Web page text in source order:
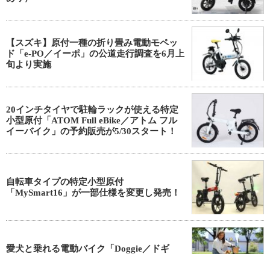
【スズキ】原付一種の折り畳み電動モペッ
ド「e-PO／イーポ」の公道走行調査を6月上
旬より実施
20インチタイヤで駐輪ラックが使える特定
小型原付「ATOM Full eBike／アトム フル
イーバイク」の予約販売が5/30スタート！
自転車タイプの特定小型原付
「MySmart16」が一部仕様を変更し発売！
愛犬と乗れる電動バイク「Doggie／ドギ